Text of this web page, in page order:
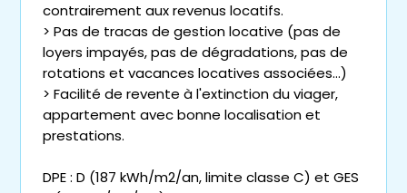
contrairement aux revenus locatifs.
> Pas de tracas de gestion locative (pas de
loyers impayés, pas de dégradations, pas de
rotations et vacances locatives associées...)
> Facilité de revente à l'extinction du viager,
appartement avec bonne localisation et
prestations.
DPE : D (187 kWh/m2/an, limite classe C) et GES